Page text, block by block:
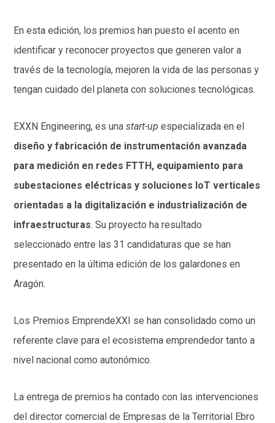
En esta edición, los premios han puesto el acento en
identificar y reconocer proyectos que generen valor a
través de la tecnología, mejoren la vida de las personas y
tengan cuidado del planeta con soluciones tecnológicas.
EXXN Engineering, es unastart-up especializada en el
diseño y fabricación de instrumentación avanzada
para medición en redes FTTH, equipamiento para
subestaciones eléctricas y soluciones IoT verticales
orientadas a la digitalización e industrialización de
infraestructuras. Su proyecto ha resultado
seleccionado entre las 31 candidaturas que se han
presentado en la última edición de los galardones en
Aragón.
Los Premios EmprendeXXI se han consolidado como un
referente clave para el ecosistema emprendedor tanto a
nivel nacional como autonómico.
La entrega de premios ha contado con las intervenciones
del director comercial de Empresas de la Territorial Ebro